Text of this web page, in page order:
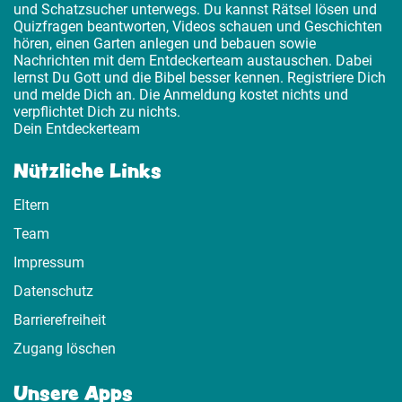
und Schatzsucher unterwegs. Du kannst Rätsel lösen und
Quizfragen beantworten, Videos schauen und Geschichten
hören, einen Garten anlegen und bebauen sowie
Nachrichten mit dem Entdeckerteam austauschen. Dabei
lernst Du Gott und die Bibel besser kennen. Registriere Dich
und melde Dich an. Die Anmeldung kostet nichts und
verpflichtet Dich zu nichts.
Dein Entdeckerteam
Nützliche Links
Eltern
Team
Impressum
Datenschutz
Barrierefreiheit
Zugang löschen
Unsere Apps